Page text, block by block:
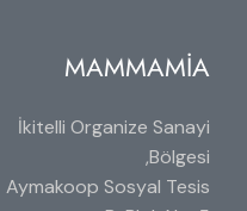
MAMMAMİA
İkitelli Organize Sanayi
Bölgesi,
Aymakoop Sosyal Tesis